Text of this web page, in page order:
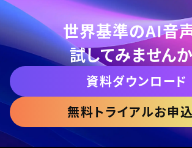
世界基準のAI音
試してみません
資料ダウンロード
無料トライアルお申